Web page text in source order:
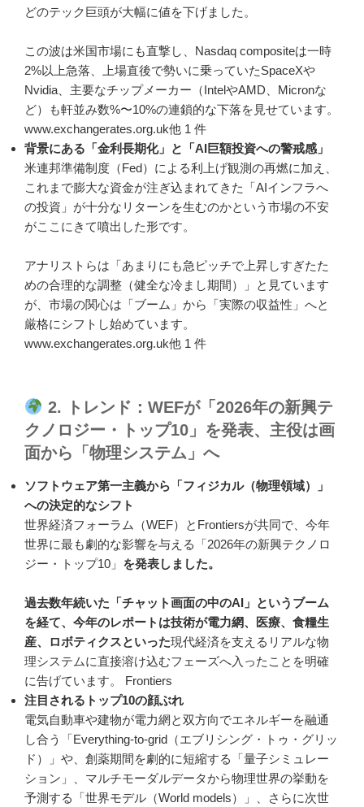
どのテック巨頭が大幅に値を下げました。
この波は米国市場にも直撃し、Nasdaq compositeは一時
2%以上急落、上場直後で勢いに乗っていたSpaceXや
Nvidia、主要なチップメーカー（IntelやAMD、Micronな
ど）も軒並み数%〜10%の連鎖的な下落を見せています。
www.exchangerates.org.uk他 1 件
背景にある「金利長期化」と「AI巨額投資への警戒感」
米連邦準備制度（Fed）による利上げ観測の再燃に加え、
これまで膨大な資金が注ぎ込まれてきた「AIインフラへ
の投資」が十分なリターンを生むのかという市場の不安
がここにきて噴出した形です。
アナリストらは「あまりにも急ピッチで上昇しすぎたた
めの合理的な調整（健全な冷まし期間）」と見ています
が、市場の関心は「ブーム」から「実際の収益性」へと
厳格にシフトし始めています。
www.exchangerates.org.uk他 1 件
2. トレンド：WEFが「2026年の新興テ
クノロジー・トップ10」を発表、主役は画
面から「物理システム」へ
ソフトウェア第一主義から「フィジカル（物理領域）」
への決定的なシフト
世界経済フォーラム（WEF）とFrontiersが共同で、今年
世界に最も劇的な影響を与える「2026年の新興テクノロ
ジー・トップ10」 を発表しました。
過去数年続いた「チャット画面の中のAI」というブーム
を経て、今年のレポートは技術が電力網、医療、食糧生
産、ロボティクスといった現代経済を支えるリアルな物
理システムに直接溶け込むフェーズへ入ったことを明確
に告げています。 Frontiers
注目されるトップ10の顔ぶれ
電気自動車や建物が電力網と双方向でエネルギーを融通
し合う「Everything-to-grid（エブリシング・トゥ・グリッ
ド）」や、創薬期間を劇的に短縮する「量子シミュレー
ション」、マルチモーダルデータから物理世界の挙動を
予測する「世界モデル（World models）」、さらに次世